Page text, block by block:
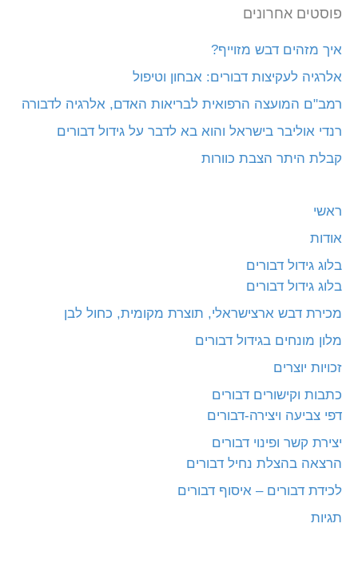
פוסטים אחרונים
איך מזהים דבש מזוייף?
אלרגיה לעקיצות דבורים: אבחון וטיפול
רמב"ם המועצה הרפואית לבריאות האדם, אלרגיה לדבורה
רנדי אוליבר בישראל והוא בא לדבר על גידול דבורים
קבלת היתר הצבת כוורות
ראשי
אודות
בלוג גידול דבורים
בלוג גידול דבורים
מכירת דבש ארצישראלי, תוצרת מקומית, כחול לבן
מלון מונחים בגידול דבורים
זכויות יוצרים
כתבות וקישורים דבורים
דפי צביעה ויצירה-דבורים
יצירת קשר ופינוי דבורים
הרצאה בהצלת נחיל דבורים
לכידת דבורים – איסוף דבורים
תגיות